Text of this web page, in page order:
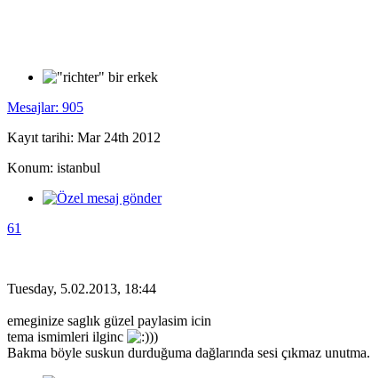
Mesajlar: 905
Kayıt tarihi: Mar 24th 2012
Konum: istanbul
61
Tuesday, 5.02.2013, 18:44
emeginize saglık güzel paylasim icin
tema ismimleri ilginc
))
Bakma böyle suskun durduğuma dağlarında sesi çıkmaz unutma.